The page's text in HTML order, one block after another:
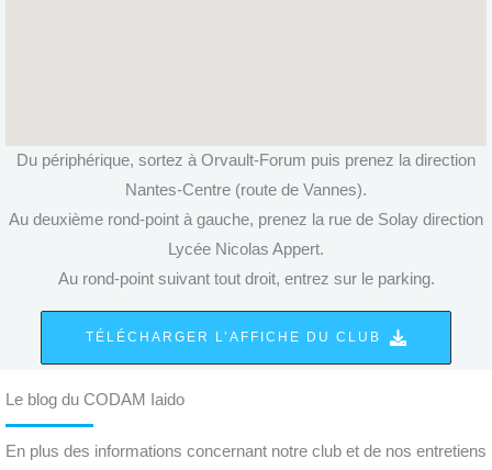
Du périphérique, sortez à Orvault-Forum puis prenez la direction
Nantes-Centre (route de Vannes).
Au deuxième rond-point à gauche, prenez la rue de Solay direction
Lycée Nicolas Appert.
Au rond-point suivant tout droit, entrez sur le parking.
TÉLÉCHARGER L’AFFICHE DU CLUB
Le blog du CODAM Iaido
En plus des informations concernant notre club et de nos entretiens